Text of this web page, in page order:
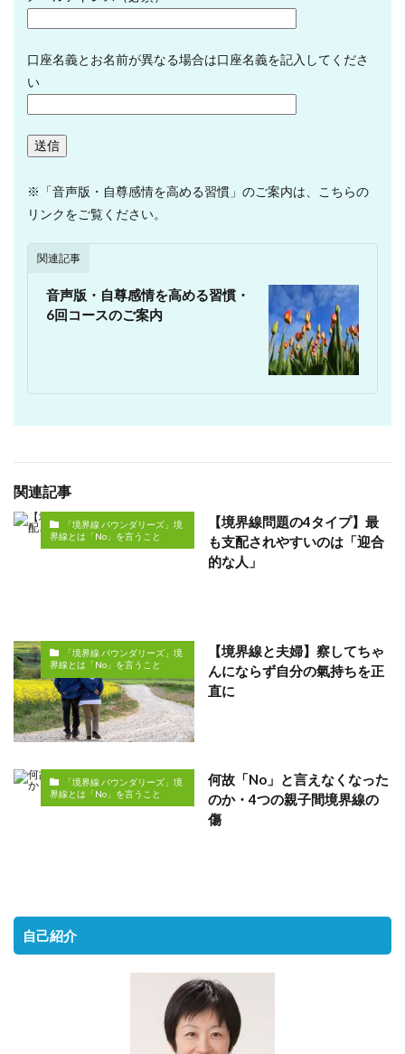
口座名義とお名前が異なる場合は口座名義を記入してくださ
い
※「音声版・自尊感情を高める習慣」のご案内は、こちらの
リンクをご覧ください。
関連記事
音声版・自尊感情を高める習慣・
6回コースのご案内
関連記事
「境界線 バウンダリーズ」境
界線とは「No」を言うこと
【境界線問題の4タイプ】最
も支配されやすいのは「迎合
的な人」
「境界線 バウンダリーズ」境
界線とは「No」を言うこと
【境界線と夫婦】察してちゃ
んにならず自分の氣持ちを正
直に
「境界線 バウンダリーズ」境
界線とは「No」を言うこと
何故「No」と言えなくなった
のか・4つの親子間境界線の
傷
自己紹介